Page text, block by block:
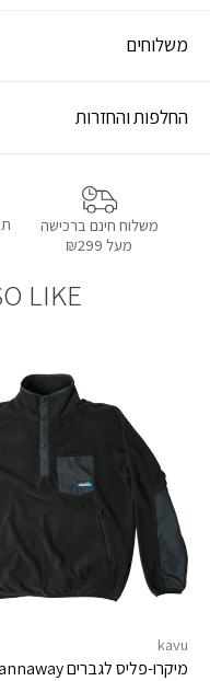
משלוחים
החלפות והחזרות
משלוח חינם ברכישה
מעל ₪299
LIKE
kavu
מיקרו-פליס לגברים